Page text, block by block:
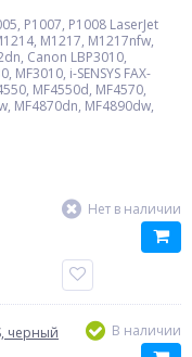
P1007, P1008 LaserJet
M1217, M1217nfw,
Canon LBP3010,
MF3010, i-SENSYS FAX-
MF4550d, MF4570,
MF4870dn, MF4890dw,
Нет в наличии
черный В наличии